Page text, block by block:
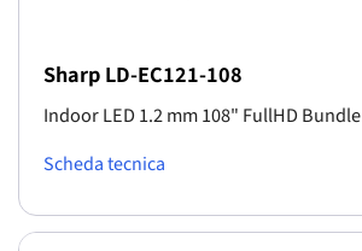
Sharp LD-EC121-108
Indoor LED 1.2 mm 108" FullHD Bundle
Scheda tecnica